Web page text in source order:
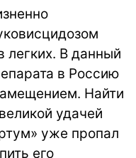
легких. В данный
в Россию
Найти
удачей
уже пропал
его